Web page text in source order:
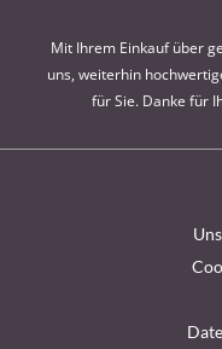
Mit Ihrem Einkauf über
uns, weiterhin
für Sie. Danke für